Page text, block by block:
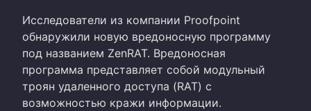
Исследователи из компании Proofpoint
обнаружили новую вредоносную программу
под названием ZenRAT. Вредоносная
программа представляет собой модульный
троян удаленного доступа (RAT) с
возможностью кражи информации.